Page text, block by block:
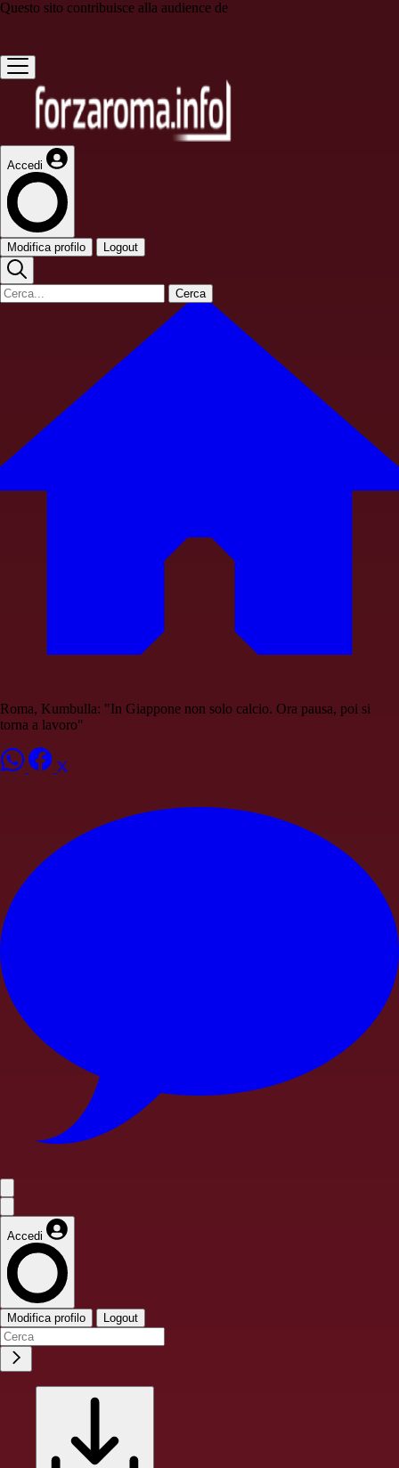
Questo sito contribuisce alla audience de
Accedi
Modifica profilo Logout
Cerca
Roma, Kumbulla: "In Giappone non solo calcio. Ora pausa, poi si
torna a lavoro"
Accedi
Modifica profilo Logout